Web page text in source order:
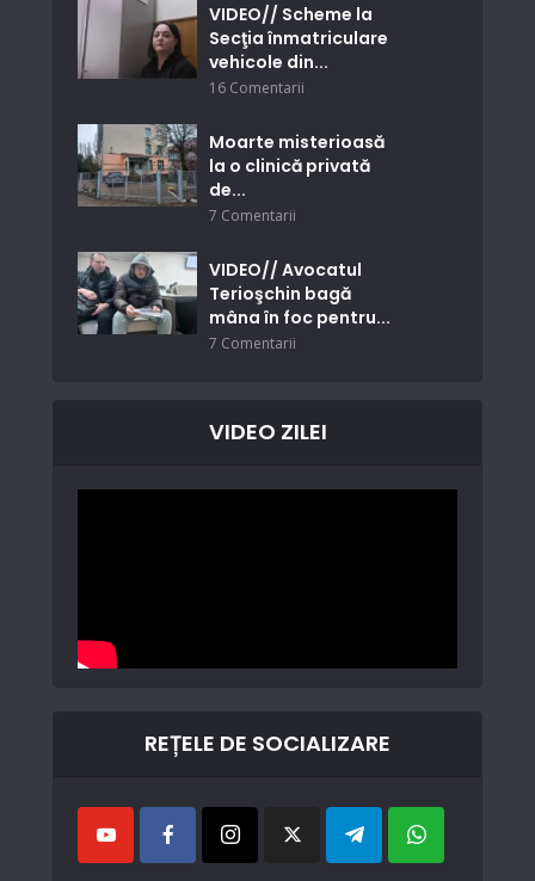
VIDEO// Scheme la
Secţia înmatriculare
vehicole din...
16 Comentarii
Moarte misterioasă
la o clinică privată
de...
7 Comentarii
VIDEO// Avocatul
Terioşchin bagă
mâna în foc pentru...
7 Comentarii
VIDEO ZILEI
REȚELE DE SOCIALIZARE